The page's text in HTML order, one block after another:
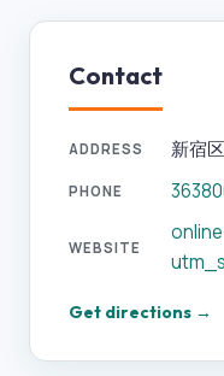
Contact
ADDRESS 新宿
PHONE
WEBSITE
Get directions →